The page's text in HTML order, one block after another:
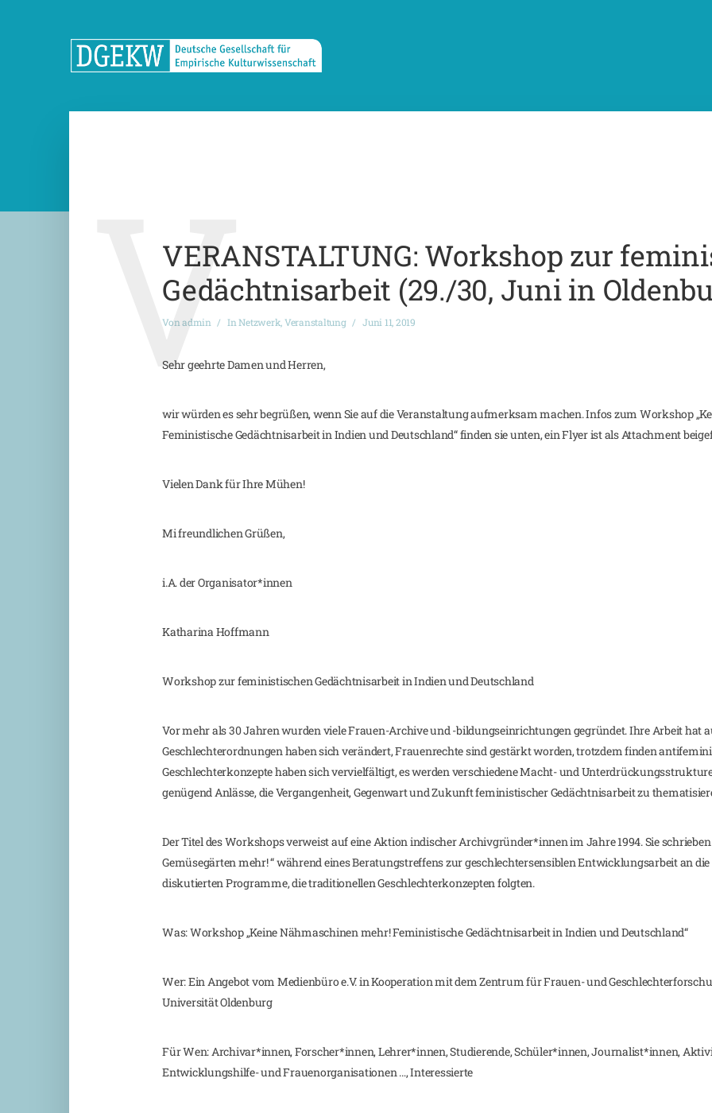
VERANSTALTUNG: Workshop zur
Gedächtnisarbeit (29./30, Juni in
Vonadmin InNetzwerk,Veranstaltung Juni 11, 2019
V
Sehr geehrte Damen und Herren,
wir würden es sehr begrüßen, wenn Sie auf die Veranstaltung aufmerksam machen. Infos zum Workshop
Feministische Gedächtnisarbeit in Indien und Deutschland“ finden sie unten, ein Flyer ist als Attachment
Vielen Dank für Ihre Mühen!
Mi freundlichen Grüßen,
i.A. der Organisator*innen
Katharina Hoffmann
Workshop zur feministischen Gedächtnisarbeit in Indien und Deutschland
Vor mehr als 30 Jahren wurden viele Frauen-Archive und -bildungseinrichtungen gegründet. Ihre Arbeit hat
Geschlechterordnungen haben sich verändert, Frauenrechte sind gestärkt worden, trotzdem finden
Geschlechterkonzepte haben sich vervielfältigt, es werden verschiedene Macht- und
genügend Anlässe, die Vergangenheit, Gegenwart und Zukunft feministischer Gedächtnisarbeit zu
Der Titel des Workshops verweist auf eine Aktion indischer Archivgründer*innen im Jahre 1994. Sie
Gemüsegärten mehr! “ während eines Beratungstreffens zur geschlechtersensiblen Entwicklungsarbeit an
diskutierten Programme, die traditionellen Geschlechterkonzepten folgten.
Was: Workshop „Keine Nähmaschinen mehr! Feministische Gedächtnisarbeit in Indien und Deutschland“
Wer: Ein Angebot vom Medienbüro e.V. in Kooperation mit dem Zentrum für Frauen- und
Universität Oldenburg
Für Wen: Archivar*innen, Forscher*innen, Lehrer*innen, Studierende, Schüler*innen, Journalist*innen,
Entwicklungshilfe- und Frauenorganisationen …, Interessierte